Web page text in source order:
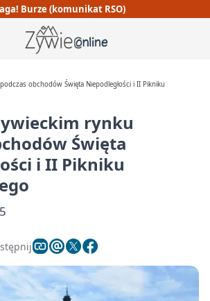
Burze (komunikat RSO)
obchodów Święta Niepodległości i II Pikniku
rynku
Święta
i II Pikniku